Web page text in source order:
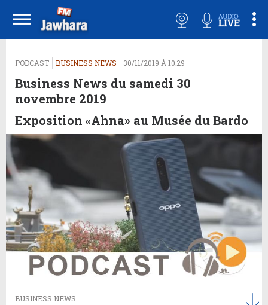
PODCAST BUSINESS NEWS 30/11/2019 À 10:29
Business News du samedi 30
novembre 2019
Exposition «Ahna» au Musée du Bardo
BUSINESS NEWS